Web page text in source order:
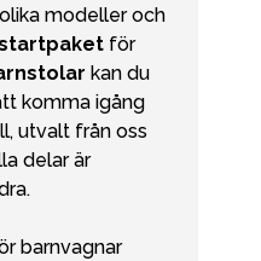
modeller och
för
kan du
komma igång
utvalt från oss
delar är
barnvagnar